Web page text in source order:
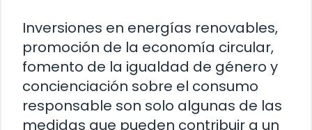
Inversiones en energías renovables,
promoción de la economía circular,
fomento de la igualdad de género y
concienciación sobre el consumo
responsable son solo algunas de las
medidas que pueden contribuir a un